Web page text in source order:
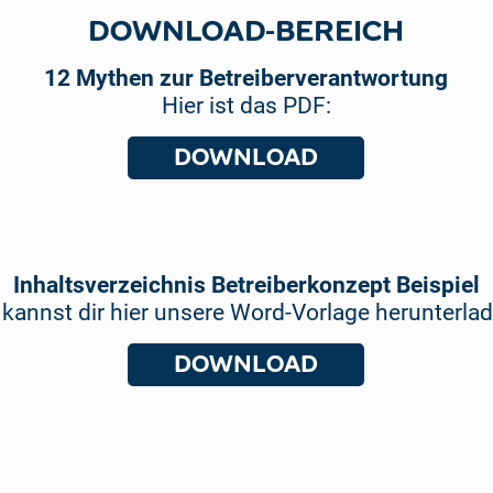
DOWNLOAD-BEREICH
12 Mythen zur Betreiberverantwortung
Hier ist das PDF:
DOWNLOAD
Inhaltsverzeichnis Betreiberkonzept Beispiel
dir hier unsere Word-Vorlage
DOWNLOAD